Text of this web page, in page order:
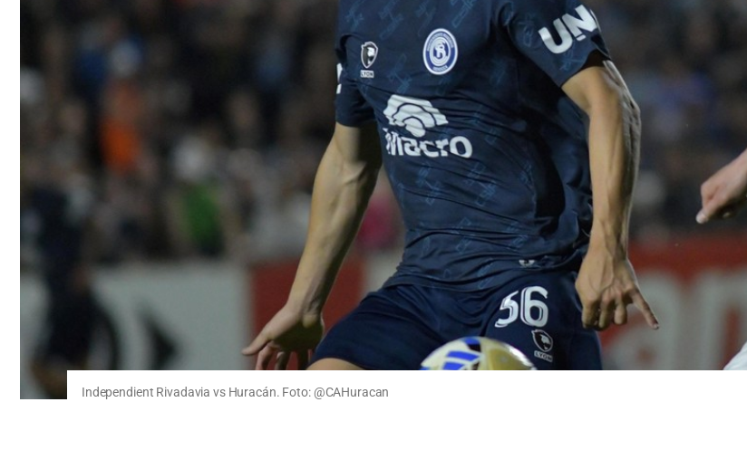
Independient Rivadavia vs Huracán. Foto: @CAHuracan